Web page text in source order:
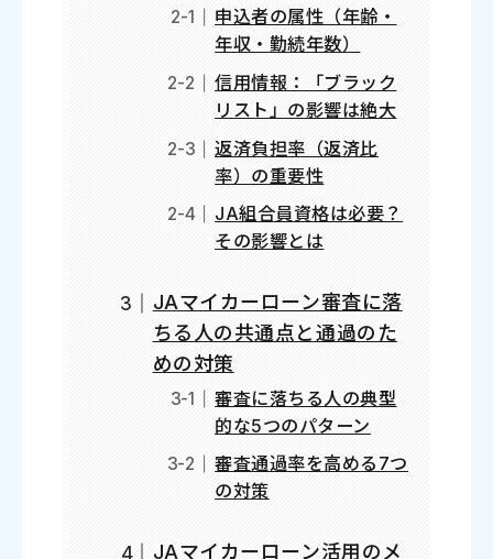
申込者の属性（年齢・
年収・勤続年数）
信用情報：「ブラック
リスト」の影響は絶大
返済負担率（返済比
率）の重要性
JA組合員資格は必要？
その影響とは
JAマイカーローン審査に落
ちる人の共通点と通過のた
めの対策
審査に落ちる人の典型
的な5つのパターン
審査通過率を高める7つ
の対策
JAマイカーローン活用のメ